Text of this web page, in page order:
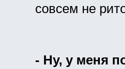
совсем не
- Ну, у меня